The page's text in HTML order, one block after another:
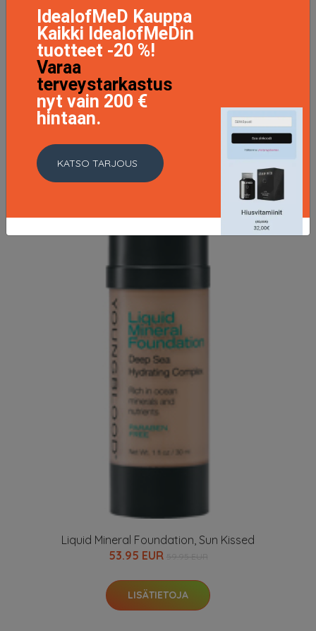
21.95 EUR25.95 EUR
LISÄTIETOJA
Liquid Mineral Foundation, Sun Kissed
53.95 EUR
LISÄTIETOJA
IdealofMeD Kauppa
Kaikki IdealofMeDin
tuotteet -20 %!
Varaa
terveystarkastus
nyt vain 200 €
hintaan.
KATSO TARJOUS